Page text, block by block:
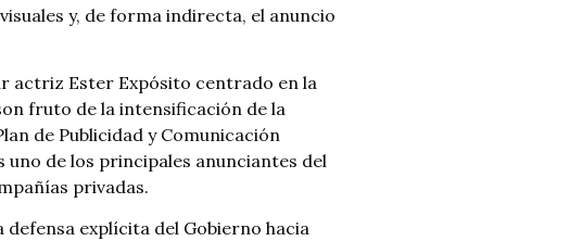
y, de forma indirecta, el anuncio
actriz Ester Expósito centrado en la
fruto de la intensificación de la
de Publicidad y Comunicación
uno de los principales anunciantes del
privadas.
defensa explícita del Gobierno hacia